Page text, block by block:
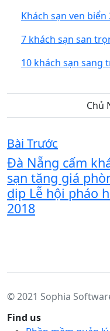
Khách sạn ven
7 khách sạn san
10 khách sạn sang
Chủ
Bài Trước
Đà Nẵng cấm
sạn tăng giá
dịp Lễ hội pháo
2018
© 2021 Sophia
Find us